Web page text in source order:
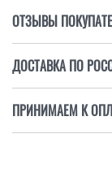
ОТЗЫВЫ
ДОСТАВКА ПО
ПРИНИМАЕМ К